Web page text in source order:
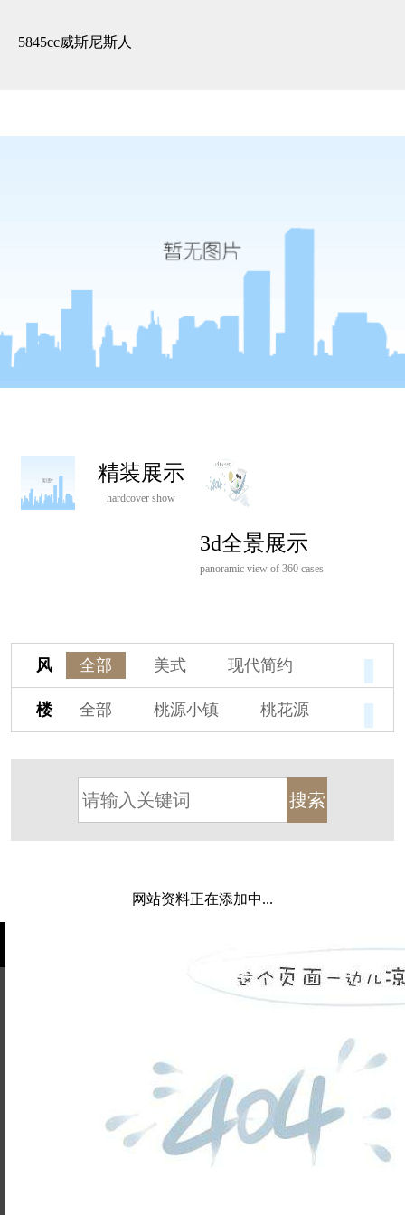
5845cc威斯尼斯人
精装展示
hardcover show
3d全景展示
panoramic view of 360 cases
风
格
全部 美式
现代简约
欧式
中式
新古典
新中式
新亚洲
混搭
轻奢
法式 北欧
简美
港式
其他装饰风格
楼
盘
全部 桃源小镇
桃花源
保亿·湖风雅园
杭房·首望澜翠府
西湖院子
东原德信九章赋
西溪玫瑰
万科·悦虹湾
东方润园
都会森林
瑞城熙园
北辰国颂府
碧桂园珑悦
玉榕庄
旭辉时代
自建别墅
名门世家
绿野春天
网站资料正在添加中...
姓名不能
为空
电话不能